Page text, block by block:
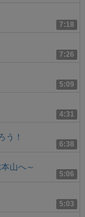
7:18
7:26
5:09
4:31
6:38
う！
5:06
山へ～
5:03